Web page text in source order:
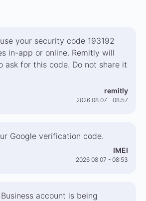
your security code 193192
in-app or online. Remitly will
ask for this code. Do not share it
remitly
2026 08 07 - 08:57
Google verification code.
IMEI
2026 08 07 - 08:53
account is being